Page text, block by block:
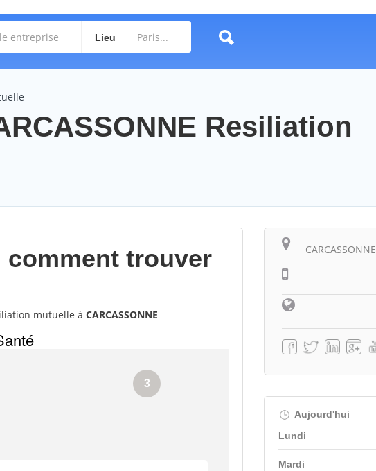
Lieu
Resiliation
trouver
mutuelle à CARCASSONNE
CARCASSONNE
Aujourd'hui
Lundi
Mardi